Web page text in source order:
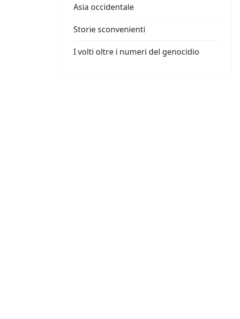
Asia occidentale
Storie sconvenienti
I volti oltre i numeri del genocidio